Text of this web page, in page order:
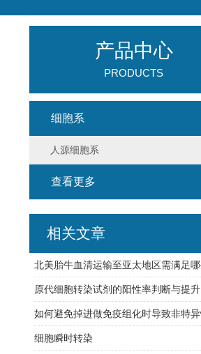
产品中心
PRODUCTS
细胞系
人源细胞系
查看更多
相关文章
原代细胞转染试剂的阳性率判断与提升
细胞瞬时转染